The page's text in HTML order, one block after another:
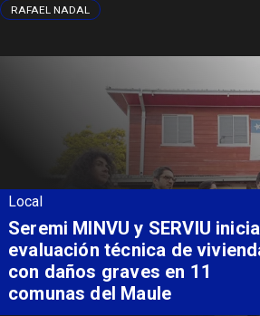
RAFAEL NADAL
Local
Fondo Orasmi entrega apoyo a
familia de Romeral para
costear alimentación
especializada de niño con
Síndrome de Intestino Corto